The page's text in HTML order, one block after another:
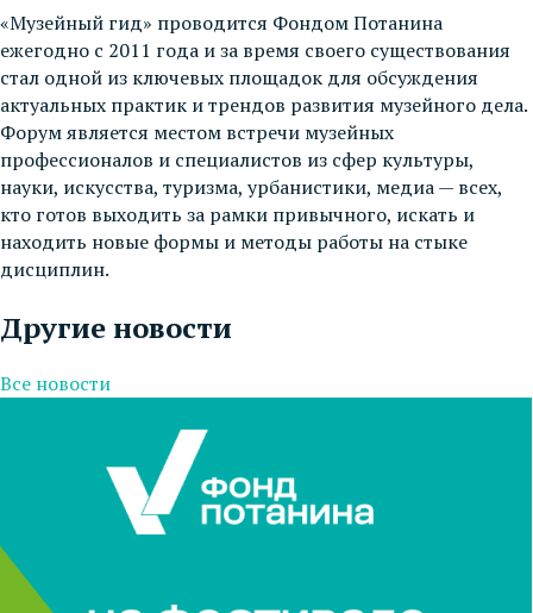
«Музейный гид» проводится Фондом Потанина
ежегодно с 2011 года и за время своего существования
стал одной из ключевых площадок для обсуждения
актуальных практик и трендов развития музейного дела.
Форум является местом встречи музейных
профессионалов и специалистов из сфер культуры,
науки, искусства, туризма, урбанистики, медиа — всех,
кто готов выходить за рамки привычного, искать и
находить новые формы и методы работы на стыке
дисциплин.
Другие новости
Все новости